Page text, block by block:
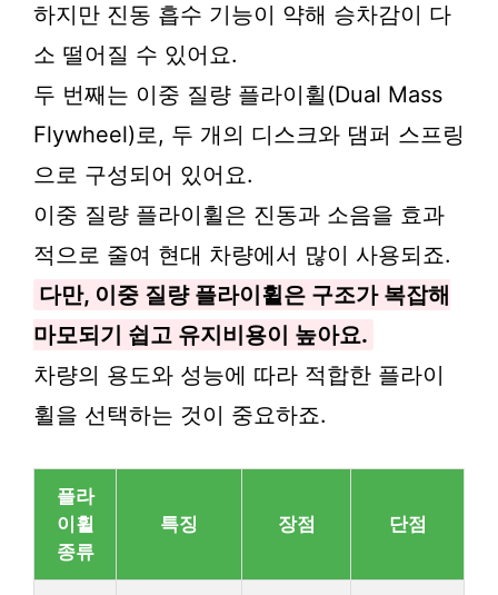
하지만 진동 흡수 기능이 약해 승차감이 다
소 떨어질 수 있어요.
두 번째는 이중 질량 플라이휠(Dual Mass
Flywheel)로, 두 개의 디스크와 댐퍼 스프링
으로 구성되어 있어요.
이중 질량 플라이휠은 진동과 소음을 효과
적으로 줄여 현대 차량에서 많이 사용되죠.
다만, 이중 질량 플라이휠은 구조가 복잡해
마모되기 쉽고 유지비용이 높아요.
차량의 용도와 성능에 따라 적합한 플라이
휠을 선택하는 것이 중요하죠.
플라
이휠
종류
특징 장점 단점